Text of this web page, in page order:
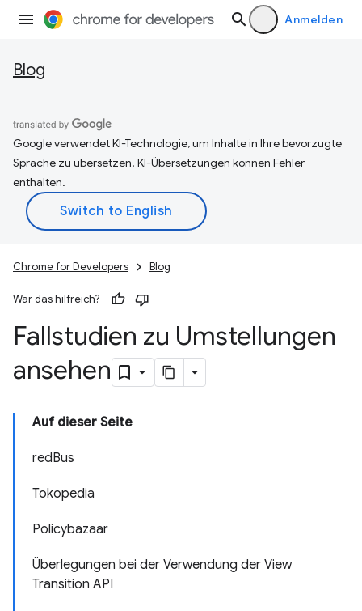
Anmelden
Blog
Google verwendet KI-Technologie, um Inhalte in Ihre bevorzugte
Sprache zu übersetzen. KI-Übersetzungen können Fehler
enthalten.
Chrome for Developers Blog
War das hilfreich?
Fallstudien zu Umstellungen
ansehen
Auf dieser Seite
redBus
Tokopedia
Policybazaar
Überlegungen bei der Verwendung der View
Transition API